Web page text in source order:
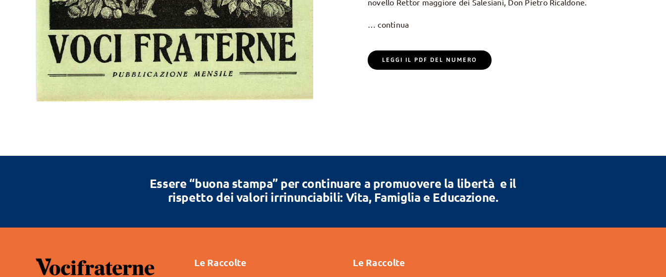
novello Rettor maggiore dei Salesiani, Don Pietro Ricaldone.
… continua
LEGGI IL PDF DEL NUMERO
Essere “buona stampa” per continuare a promuovere la libertà e il
rispetto dei valori irrinunciabili: Vita, Famiglia e Educazione.
Le Raccolte Le Raccolte